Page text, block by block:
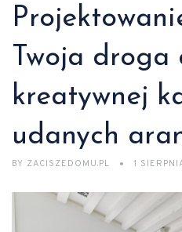
Twoja droga
kreatywnej
udanych
BY ZACISZEDOMU.PL 1